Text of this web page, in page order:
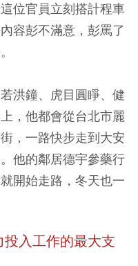
位官員立刻搭計程車
容彭不滿意，彭罵了
洪鐘、虎目圓睜、健
，他都會從台北市麗
，一路快步走到大安
他的鄰居德宇參藥行
開始走路，冬天也一
入工作的最大支